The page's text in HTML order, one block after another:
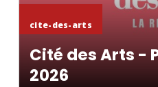
cite-des-arts
Cité des Arts -
2026